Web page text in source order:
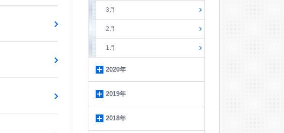
3月
2月
1月
2020年
2019年
2018年